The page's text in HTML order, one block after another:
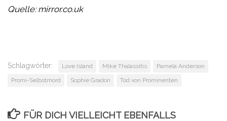
Quelle: mirror.co.uk
Schlagwörter: Love Island Mike Thalassitis
Pamela Anderson
Promi-Selbstmord
Sophie Gradon Tod von Prominenten
FÜR DICH VIELLEICHT EBENFALLS